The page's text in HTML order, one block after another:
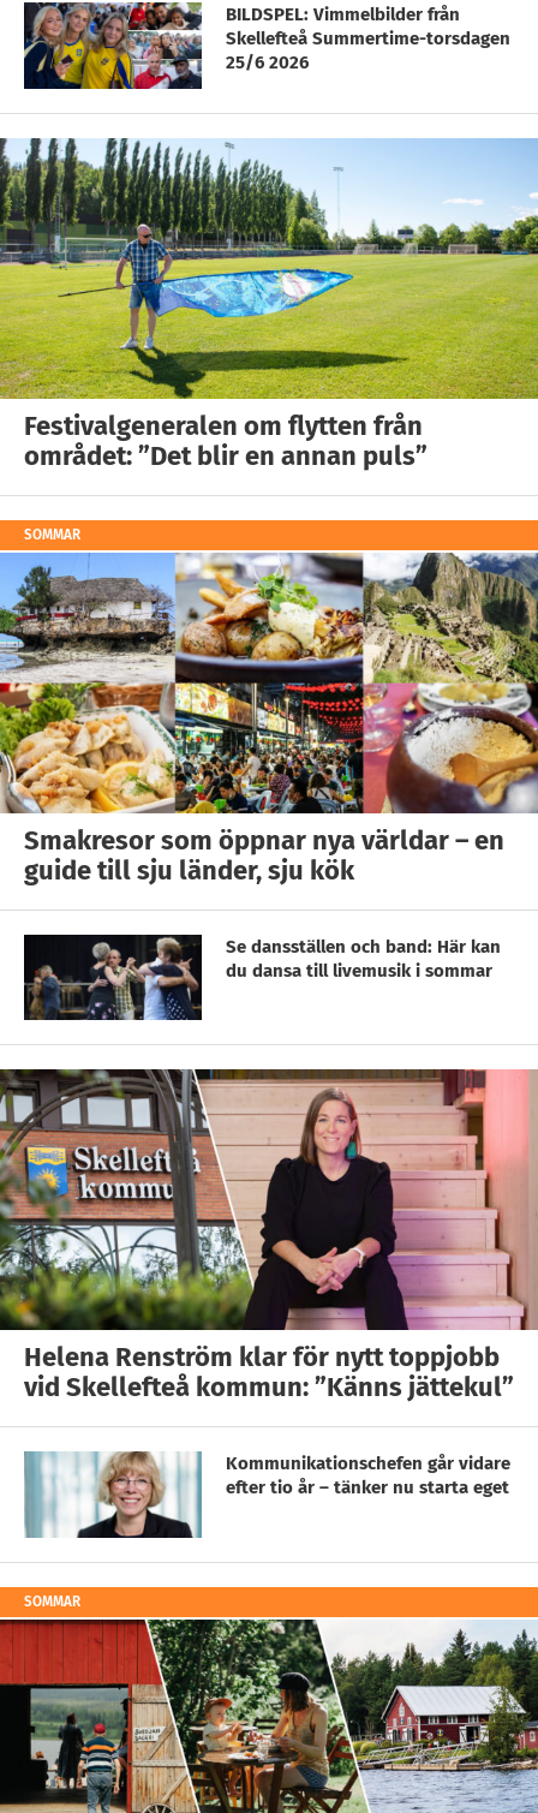
BILDSPEL: Vimmelbilder från
Skellefteå Summertime-torsdagen
25/6 2026
Festivalgeneralen om flytten från
området: ”Det blir en annan puls”
SOMMAR
Smakresor som öppnar nya världar – en
guide till sju länder, sju kök
Se dansställen och band: Här kan
du dansa till livemusik i sommar
Helena Renström klar för nytt toppjobb
vid Skellefteå kommun: ”Känns jättekul”
Kommunikationschefen går vidare
efter tio år – tänker nu starta eget
SOMMAR